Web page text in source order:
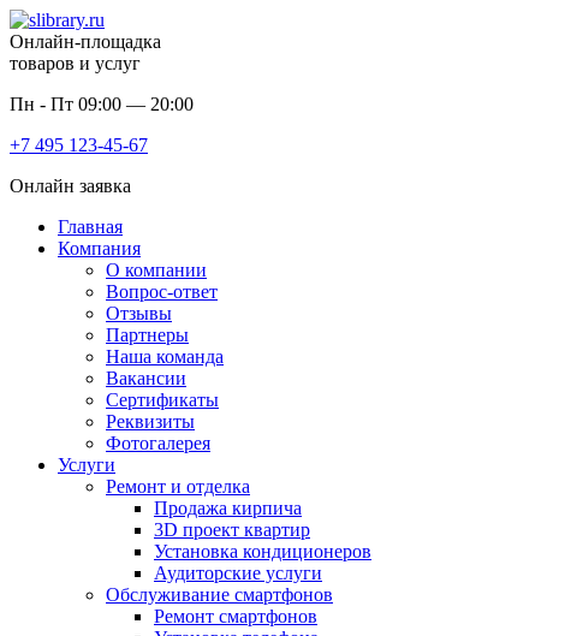
Онлайн-площадка
товаров и услуг
Пн - Пт 09:00 — 20:00
+7 495 123-45-67
Онлайн заявка
Главная
Компания
О компании
Вопрос-ответ
Отзывы
Партнеры
Наша команда
Вакансии
Сертификаты
Реквизиты
Фотогалерея
Услуги
Ремонт и отделка
Продажа кирпича
3D проект квартир
Установка кондиционеров
Аудиторские услуги
Обслуживание смартфонов
Ремонт смартфонов